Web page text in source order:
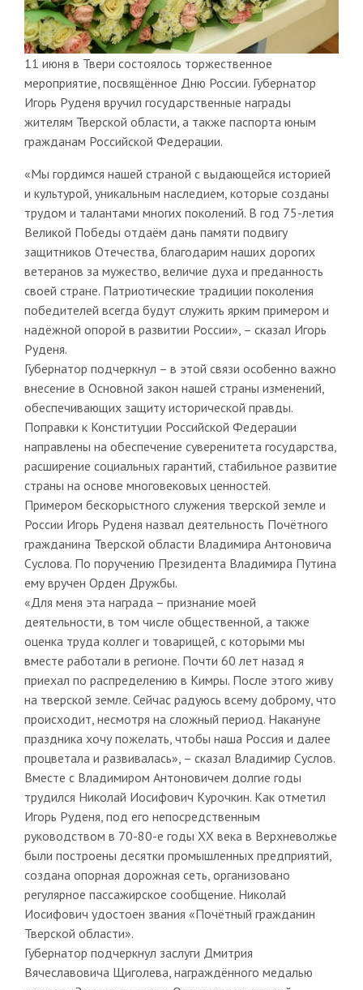
11 июня в Твери состоялось торжественное
мероприятие, посвящённое Дню России. Губернатор
Игорь Руденя вручил государственные награды
жителям Тверской области, а также паспорта юным
гражданам Российской Федерации.
«Мы гордимся нашей страной с выдающейся историей
и культурой, уникальным наследием, которые созданы
трудом и талантами многих поколений. В год 75-летия
Великой Победы отдаём дань памяти подвигу
защитников Отечества, благодарим наших дорогих
ветеранов за мужество, величие духа и преданность
своей стране. Патриотические традиции поколения
победителей всегда будут служить ярким примером и
надёжной опорой в развитии России», – сказал Игорь
Руденя.
Губернатор подчеркнул – в этой связи особенно важно
внесение в Основной закон нашей страны изменений,
обеспечивающих защиту исторической правды.
Поправки к Конституции Российской Федерации
направлены на обеспечение суверенитета государства,
расширение социальных гарантий, стабильное развитие
страны на основе многовековых ценностей.
Примером бескорыстного служения тверской земле и
России Игорь Руденя назвал деятельность Почётного
гражданина Тверской области Владимира Антоновича
Суслова. По поручению Президента Владимира Путина
ему вручен Орден Дружбы.
«Для меня эта награда – признание моей
деятельности, в том числе общественной, а также
оценка труда коллег и товарищей, с которыми мы
вместе работали в регионе. Почти 60 лет назад я
приехал по распределению в Кимры. После этого живу
на тверской земле. Сейчас радуюсь всему доброму, что
происходит, несмотря на сложный период. Накануне
праздника хочу пожелать, чтобы наша Россия и далее
процветала и развивалась», – сказал Владимир Суслов.
Вместе с Владимиром Антоновичем долгие годы
трудился Николай Иосифович Курочкин. Как отметил
Игорь Руденя, под его непосредственным
руководством в 70-80-е годы XX века в Верхневолжье
были построены десятки промышленных предприятий,
создана опорная дорожная сеть, организовано
регулярное пассажирское сообщение. Николай
Иосифович удостоен звания «Почётный гражданин
Тверской области».
Губернатор подчеркнул заслуги Дмитрия
Вячеславовича Щиголева, награждённого медалью